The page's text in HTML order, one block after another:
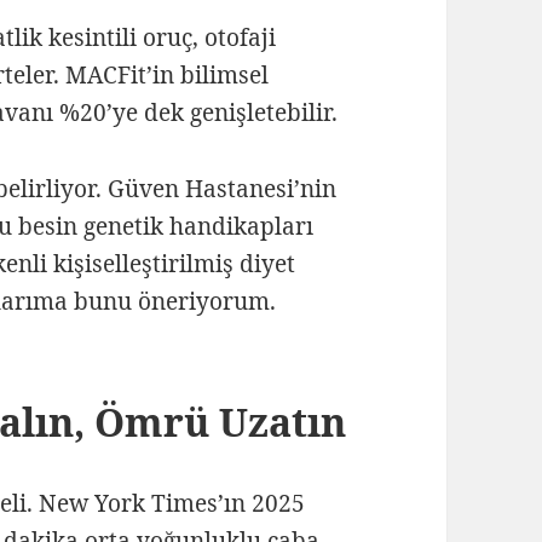
kesintili oruç, otofaji
MACFit’in bilimsel
%20’ye dek genişletebilir.
Güven Hastanesi’nin
besin genetik handikapları
kişiselleştirilmiş diyet
bunu öneriyorum.
Ömrü Uzatın
New York Times’ın 2025